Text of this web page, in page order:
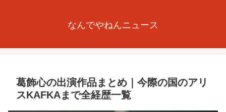
なんでやねんニュース
葛飾心の出演作品まとめ｜今際の国のアリ
スKAFKAまで全経歴一覧